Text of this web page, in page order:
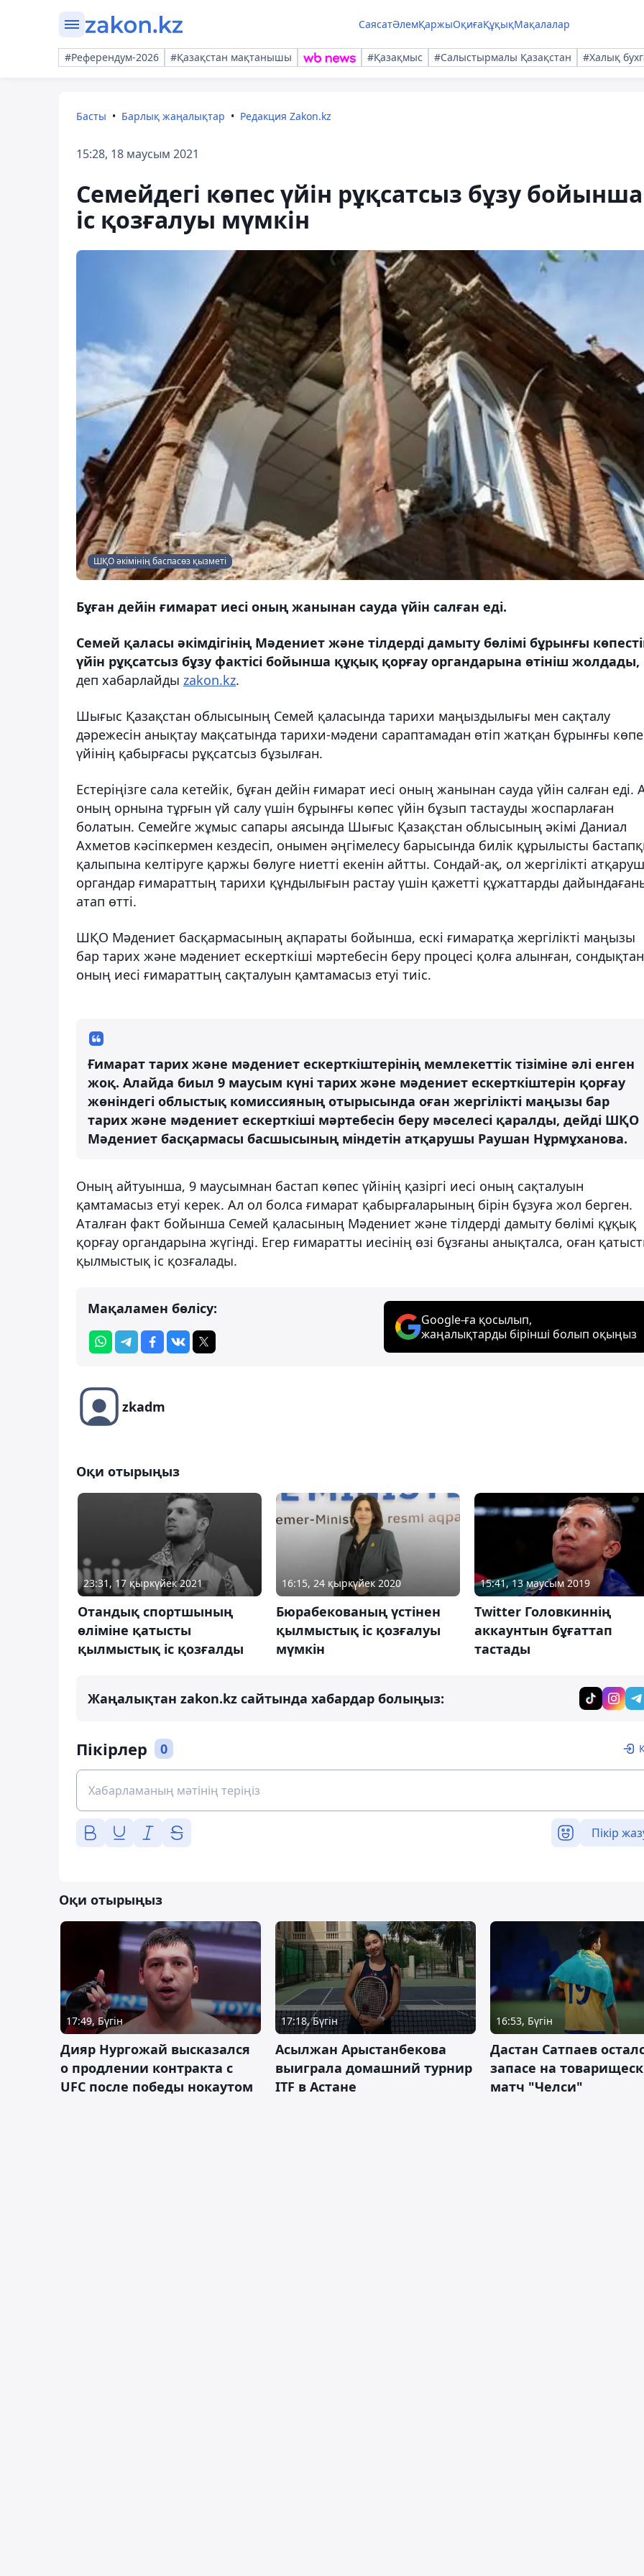
СаясатӘлемҚаржыОқиғаҚұқықМақалалар
#Референдум-2026 #Қазақстан мақтанышы #Қазақмыс #Салыстырмалы Қазақстан #Халық
Басты Барлық жаңалықтар Редакция Zakon.kz
15:28, 18 маусым 2021
Семейдегі көпес үйін рұқсатсыз бұзу бойынша
іс қозғалуы мүмкін
ШҚО әкімінің баспасөз қызметі
Бұған дейін ғимарат иесі оның жанынан сауда үйін салған еді.
Семей қаласы әкімдігінің Мәдениет және тілдерді дамыту бөлімі бұрынғы
үйін рұқсатсыз бұзу фактісі бойынша құқық қорғау органдарына өтініш жолдады,
деп хабарлайды zakon.kz.
Шығыс Қазақстан облысының Семей қаласында тарихи маңыздылығы мен сақталу
дәрежесін анықтау мақсатында тарихи-мәдени сараптамадан өтіп жатқан бұрынғы
үйінің қабырғасы рұқсатсыз бұзылған.
Естеріңізге сала кетейік, бұған дейін ғимарат иесі оның жанынан сауда үйін салған еді.
оның орнына тұрғын үй салу үшін бұрынғы көпес үйін бұзып тастауды жоспарлаған
болатын. Семейге жұмыс сапары аясында Шығыс Қазақстан облысының әкімі Даниал
Ахметов кәсіпкермен кездесіп, онымен әңгімелесу барысында билік құрылысты
қалыпына келтіруге қаржы бөлуге ниетті екенін айтты. Сондай-ақ, ол жергілікті
органдар ғимараттың тарихи құндылығын растау үшін қажетті құжаттарды
атап өтті.
ШҚО Мәдениет басқармасының ақпараты бойынша, ескі ғимаратқа жергілікті маңызы
бар тарих және мәдениет ескерткіші мәртебесін беру процесі қолға алынған, сондықтан
оның иесі ғимараттың сақталуын қамтамасыз етуі тиіс.
Ғимарат тарих және мәдениет ескерткіштерінің мемлекеттік тізіміне әлі енген
жоқ. Алайда биыл 9 маусым күні тарих және мәдениет ескерткіштерін қорғау
жөніндегі облыстық комиссияның отырысында оған жергілікті маңызы бар
тарих және мәдениет ескерткіші мәртебесін беру мәселесі қаралды, дейді ШҚО
Мәдениет басқармасы басшысының міндетін атқарушы Раушан Нұрмұханова.
Оның айтуынша, 9 маусымнан бастап көпес үйінің қазіргі иесі оның сақталуын
қамтамасыз етуі керек. Ал ол болса ғимарат қабырғаларының бірін бұзуға жол берген.
Аталған факт бойынша Семей қаласының Мәдениет және тілдерді дамыту бөлімі құқық
қорғау органдарына жүгінді. Егер ғимаратты иесінің өзі бұзғаны анықталса, оған
қылмыстық іс қозғалады.
Мақаламен бөлісу:
Google-ға қосылып,
жаңалықтарды бірінші болып оқыңыз
zkadm
Оқи отырыңыз
23:31, 17 қыркүйек 2021
Отандық спортшының
өліміне қатысты
қылмыстық іс қозғалды
16:15, 24 қыркүйек 2020
Бюрабекованың үстінен
қылмыстық іс қозғалуы
мүмкін
15:41, 13 маусым 2019
Twitter Головкиннің
аккаунтын бұғаттап
тастады
Жаңалықтан zakon.kz сайтында хабардар болыңыз:
Пікірлер 0
Пікір
Оқи отырыңыз
17:49, Бүгін
Дияр Нургожай высказался
о продлении контракта с
UFC после победы нокаутом
17:18, Бүгін
Асылжан Арыстанбекова
выиграла домашний турнир
ITF в Астане
16:53, Бүгін
Дастан Сатпаев
запасе на
матч "Челси"